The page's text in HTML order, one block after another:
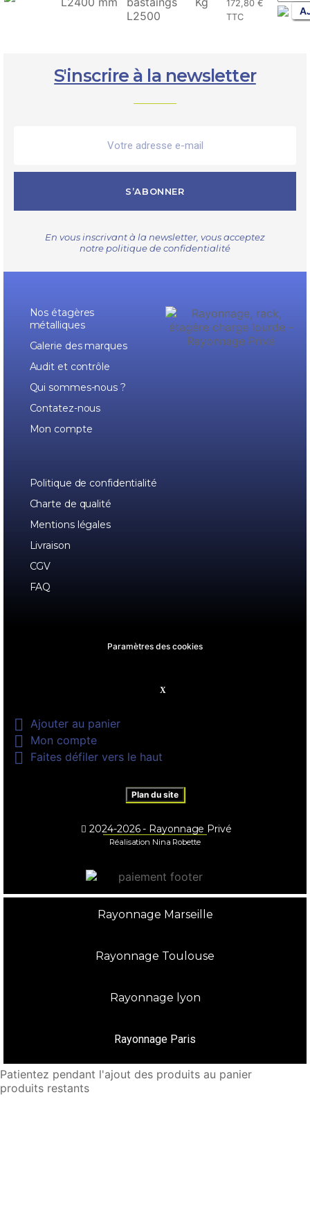
L2500
172,80 €
TTC
S'inscrire à la newsletter
S’ABONNER
En vous inscrivant à la newsletter, vous acceptez
notre politique de confidentialité
Nos étagères
métalliques
Galerie des marques
Audit et contrôle
Qui sommes-nous ?
Contatez-nous
Mon compte
Politique de confidentialité
Charte de qualité
Mentions légales
Livraison
CGV
FAQ
Paramètres des cookies
 Ajouter au panier
 Mon compte
 Faites défiler vers le haut
Plan du site
2024-2026 - Rayonnage Privé
Réalisation Nina Robette
Rayonnage Marseille
Rayonnage Toulouse
Rayonnage lyon
Rayonnage Paris
Patientez pendant l'ajout des produits au panier
produits restants